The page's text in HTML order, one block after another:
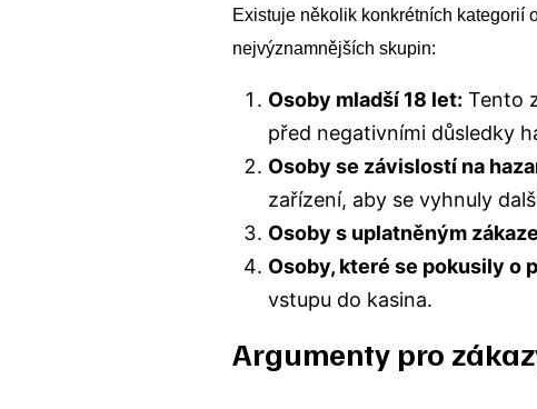
Existuje několik konkrétních kategorií
nejvýznamnějších skupin:
Osoby mladší 18 let: Tento
před negativními důsledky
Osoby se závislostí na
zařízení, aby se vyhnuly
Osoby s uplatněným
Osoby, které se pokusily o
vstupu do kasina.
Argumenty pro